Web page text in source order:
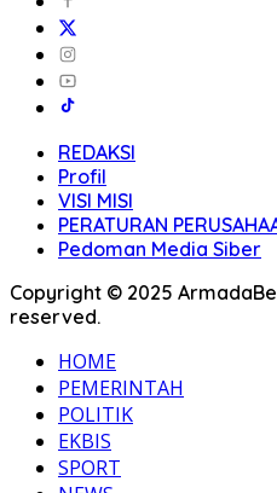
REDAKSI
Profil
VISI MISI
PERATURAN
Pedoman Media Siber
Copyright © 2025
reserved.
HOME
PEMERINTAH
POLITIK
EKBIS
SPORT